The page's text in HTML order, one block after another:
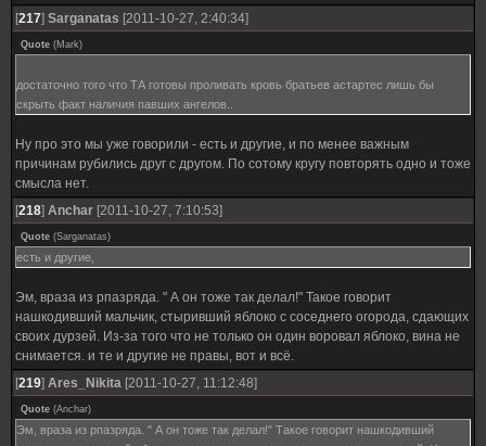
[217] Sarganatas [2011-10-27, 2:40:34]
Quote (Mark)
достаточно того что ТА готовы проливать кровь братьев астартес лишь бы
скрыть факт наличия павших ангелов..
Ну про это мы уже говорили - есть и другие, и по менее важным
причинам рубились друг с другом. По сотому кругу повторять одно и тоже
смысла нет.
[218] Anchar [2011-10-27, 7:10:53]
Quote (Sarganatas)
есть и другие,
Эм, враза из рпазряда. " А он тоже так делал!" Такое говорит
нашкодивший мальчик, стыривший яблоко с соседнего огорода, сдающих
своих дурзей. Из-за того что не только он один воровал яблоко, вина не
снимается. и те и другие не правы, вот и всё.
[219] Ares_Nikita [2011-10-27, 11:12:48]
Quote (Anchar)
Эм, враза из рпазряда. " А он тоже так делал!" Такое говорит нашкодивший